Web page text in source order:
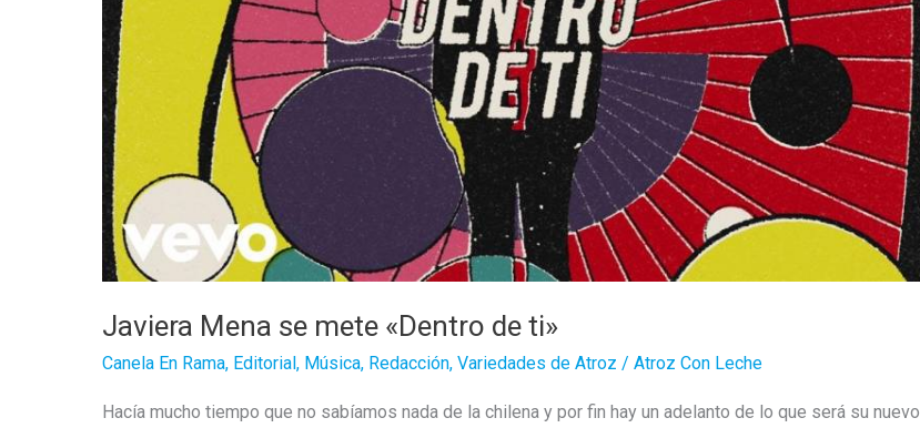
Javiera Mena se mete «Dentro de ti»
Canela En Rama, Editorial, Música, Redacción, Variedades de Atroz / Atroz Con Leche
Hacía mucho tiempo que no sabíamos nada de la chilena y por fin hay un adelanto de lo que será su nuevo